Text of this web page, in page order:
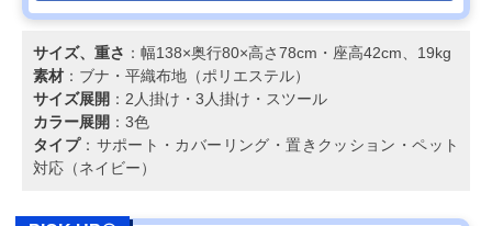
サイズ、重さ ：幅138×奥行80×高さ78cm・座高42cm、19kg
素材 ：ブナ・平織布地（ポリエステル）
サイズ展開 ：2人掛け・3人掛け・スツール
カラー展開 ：3色
タイプ：サポート・カバーリング・置きクッション・ペット
対応（ネイビー）